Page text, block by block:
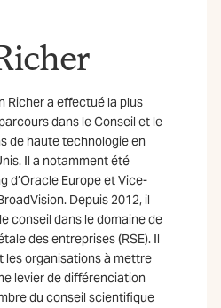
Richer a effectué la plus
dans le Conseil et le
de haute technologie en
Il a notamment été
d’Oracle Europe et Vice-
Depuis 2012, il
conseil dans le domaine de
des entreprises (RSE). Il
les organisations à mettre
levier de différenciation
du conseil scientifique